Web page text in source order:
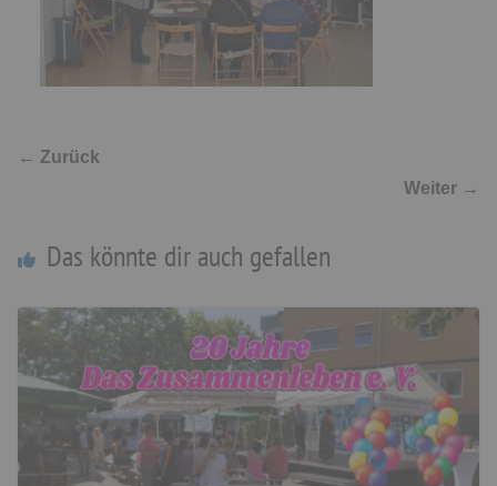
← Zurück
Weiter →
Das könnte dir auch gefallen